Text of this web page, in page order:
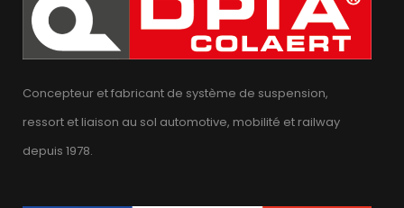
Concepteur et fabricant de système de suspension,
ressort et liaison au sol automotive, mobilité et railway
depuis 1978.